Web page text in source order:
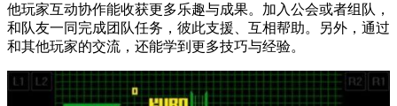
他玩家互动协作能收获更多乐趣与成果。加入公会或者组队，
和队友一同完成团队任务，彼此支援、互相帮助。另外，通过
和其他玩家的交流，还能学到更多技巧与经验。